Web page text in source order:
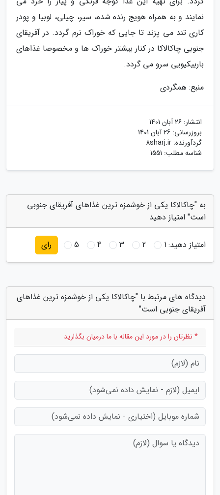
نمایند و به همراه هویج رنده شده، سیر، چیلی، لوبیا و پودر
کاری تند می پزند تا جایی که خوراک نرم گردد. در آفریقای
جنوبی چاکالاکا در کنار بیشتر خوراک ها و مخصوصا غذاهای
باربیکیویی سرو می گردد.
منبع: همگردی
انتشار: 26 آبان 1401
بروزرسانی: 26 آبان 1401
گردآورنده: 8sharj.ir
شناسه مطلب: 1551
به "چاکالاکا یکی از خوشمزه ترین غذاهای آفریقای جنوبی
است" امتیاز دهید
امتیاز دهید:1
2
3
4
5 رای
دیدگاه های مرتبط با "چاکالاکا یکی از خوشمزه ترین غذاهای
آفریقای جنوبی است"
* نظرتان را در مورد این مقاله با ما درمیان بگذارید